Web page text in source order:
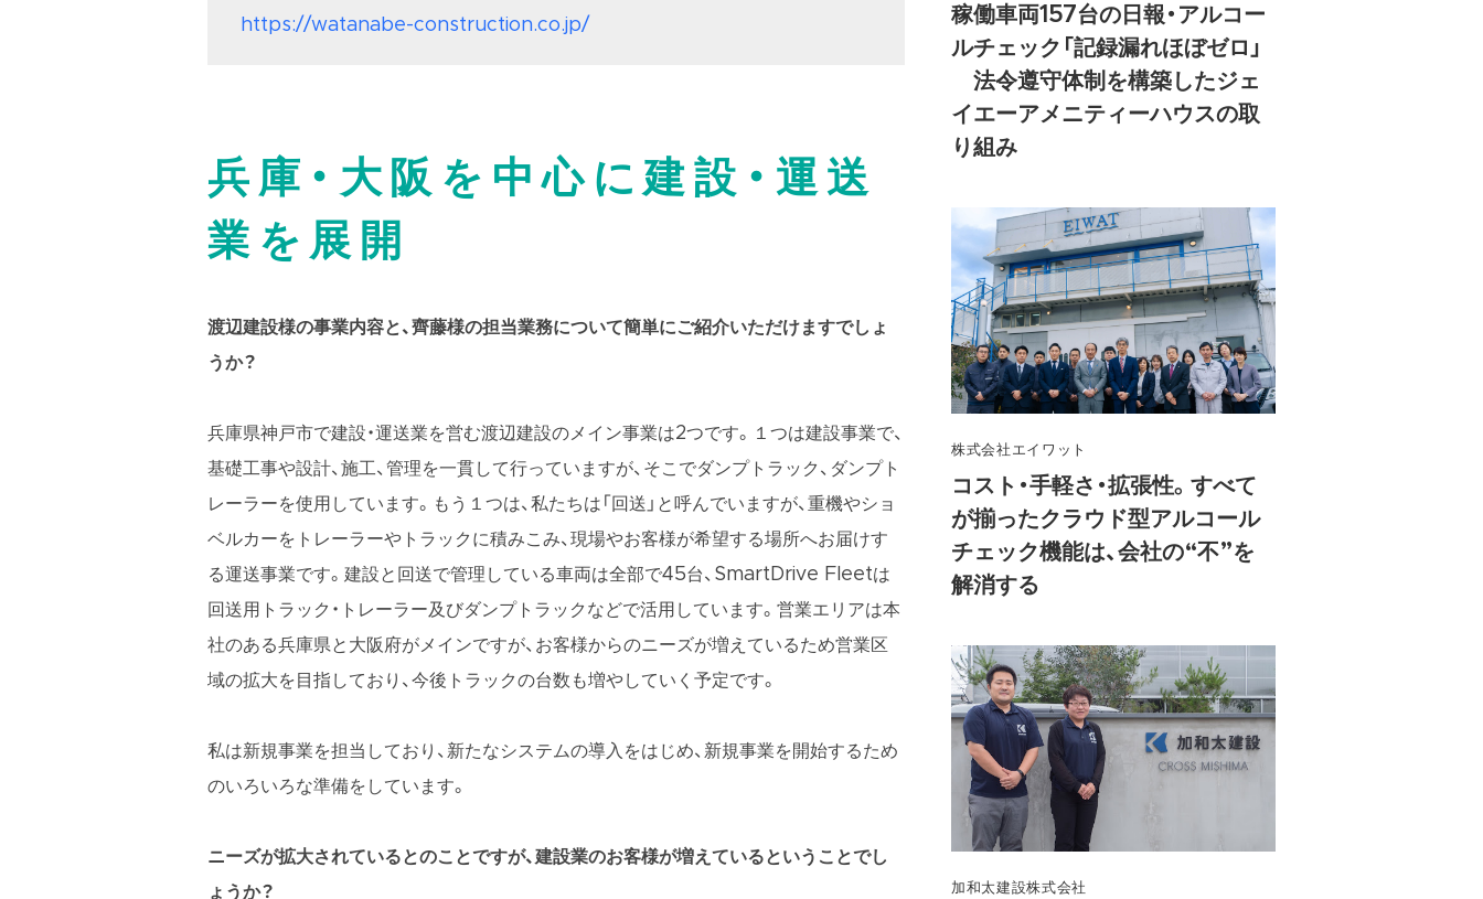
https://watanabe-construction.co.jp/
兵庫・大阪を中心に建設・運送
業を展開
渡辺建設様の事業内容と、齊藤様の担当業務について簡単にご紹介いただけますでしょ
うか？
兵庫県神戸市で建設・運送業を営む渡辺建設のメイン事業は2つです。１つは建設事業で、
基礎工事や設計、施工、管理を一貫して行っていますが、そこでダンプトラック、ダンプト
レーラーを使用しています。もう１つは、私たちは「回送」と呼んでいますが、重機やショ
ベルカーをトレーラーやトラックに積みこみ、現場やお客様が希望する場所へお届けす
る運送事業です。建設と回送で管理している車両は全部で45台、SmartDrive Fleetは
回送用トラック・トレーラー及びダンプトラックなどで活用しています。営業エリアは本
社のある兵庫県と大阪府がメインですが、お客様からのニーズが増えているため営業区
域の拡大を目指しており、今後トラックの台数も増やしていく予定です。
私は新規事業を担当しており、新たなシステムの導入をはじめ、新規事業を開始するため
のいろいろな準備をしています。
ニーズが拡大されているとのことですが、建設業のお客様が増えているということでし
ょうか？
稼働車両157台の日報・アルコー
ルチェック「記録漏れほぼゼロ」
法令遵守体制を構築したジェ
イエーアメニティーハウスの取
り組み
株式会社エイワット
コスト・手軽さ・拡張性。すべて
が揃ったクラウド型アルコール
チェック機能は、会社の“不”を
解消する
加和太建設株式会社